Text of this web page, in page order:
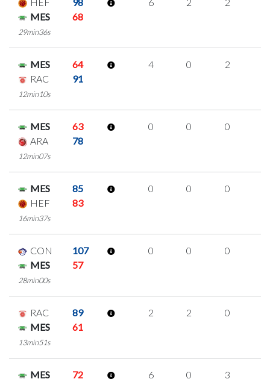
MES
68
29min36s
MES
64
RAC
91
12min10s
4 0 2
MES
63
ARA
78
12min07s
0 0 0
MES
85
HEF
83
16min37s
0 0 0
CON
107
MES
57
28min00s
0 0 0
RAC
89
MES
61
13min51s
2 2 0
MES
72
6 0 3